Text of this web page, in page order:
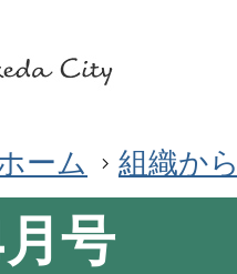
ーム 組織か
号